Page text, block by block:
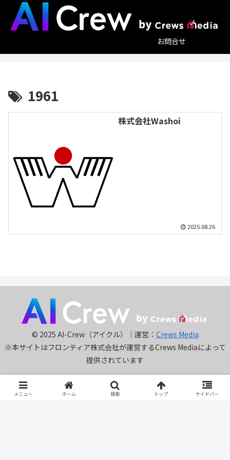
お問合せ
1961
株式会社Washoi
2025.08.26
© 2025 AI-Crew（アイクル）｜運営： Crews Media
※本サイトはフロンティア株式会社が運営するCrews Mediaによって
提供されています
メニュー ホーム 検索 トップ サイドバー